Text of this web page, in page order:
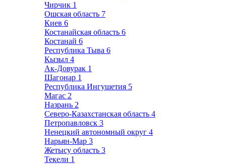
Чирчик 1
Ошская область 7
Киев 6
Костанайская область 6
Костанай 6
Республика Тыва 6
Кызыл 4
Ак-Довурак 1
Шагонар 1
Республика Ингушетия 5
Магас 2
Назрань 2
Северо-Казахстанская область 4
Петропавловск 3
Ненецкий автономный округ 4
Нарьян-Мар 3
Жетысу область 3
Текели 1